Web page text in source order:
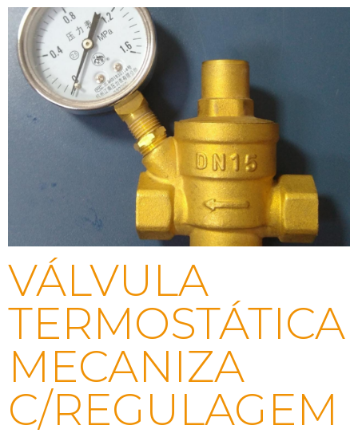
VÁLVULA
TERMOSTÁTICA
MECANIZA
C/REGULAGEM